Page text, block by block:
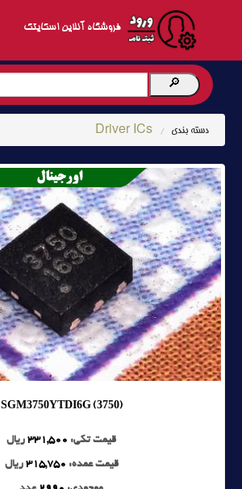
فروشگاه آنلاین اسکایتک
دسته بندی /
Driver ICs
SGM3750YTDI6G (3750)
قیمت تکی: 331,500 ریال
قیمت عمده: 315,750 ریال